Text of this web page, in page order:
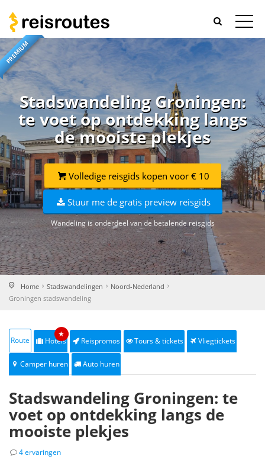
PREMIUM
Stadswandeling Groningen:
te voet op ontdekking langs
de mooiste plekjes
Volledige reisgids kopen voor € 10
Stuur me de gratis preview reisgids
Wandeling is onderdeel van de betalende reisgids
Home Stadswandelingen
Noord-Nederland
Groningen stadswandeling
Route Hotels
★
Reispromos Tours & tickets Vliegtickets
Camper huren Auto huren
Stadswandeling Groningen: te
voet op ontdekking langs de
mooiste plekjes
4 ervaringen